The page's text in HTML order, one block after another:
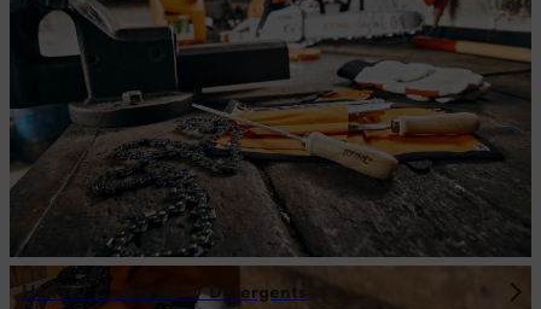
Huiles / Carburants / Détergents